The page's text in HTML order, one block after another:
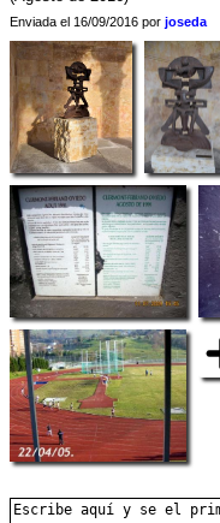
Enviada el 16/09/2016 por joseda